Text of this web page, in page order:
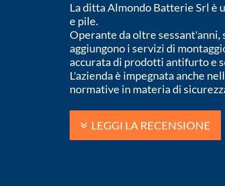
La ditta Almondo Batterie Srl è
e pile.
Operante da oltre
aggiungono i servizi di
accurata di prodotti antifurto e
L'azienda è impegnata anche
normative in materia di
LEGGI LA RECENSIONE